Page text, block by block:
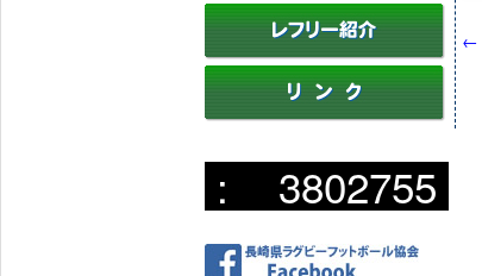
3802755
:
←